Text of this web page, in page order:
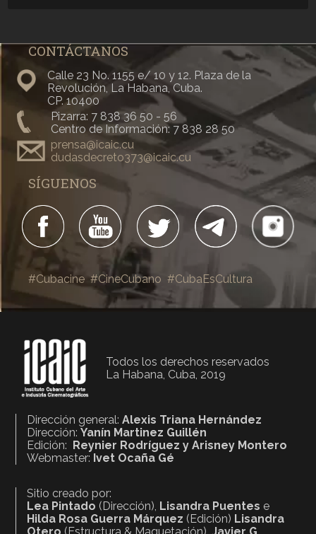
CONTÁCTANOS
Calle 23 No. 1155 e/ 10 y 12. Plaza de la
Revolución, La Habana, Cuba.
CP. 10400
Pizarra: 7 838 36 50 - 56
Centro de Información: 7 838 28 50
prensa@icaic.cu
dudasdecreto373@icaic.cu
SÍGUENOS
#Cubacine #CineCubano #CubaEsCultura
Todos los derechos reservados
La Habana, Cuba, 2019
Dirección general:Alexis Triana Hernández
Dirección:Yanín Martinez Guillén
Edición: Reynier Rodríguez y Arisney Montero
Webmaster: Ivet Ocaña Gé
Sitio creado por:
Lea Pintado (Dirección), Lisandra Puentes e
Hilda Rosa Guerra Márquez (Edición) Lisandra